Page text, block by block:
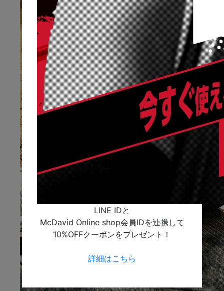
LINE IDと
McDavid Online shop会員IDを連携して
10%OFFクーポンをプレゼント！
詳細はこちら